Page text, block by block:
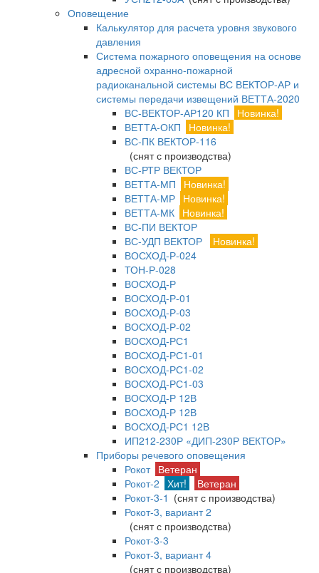
Оповещение
Калькулятор для расчета уровня звукового
давления
Система пожарного оповещения на основе
адресной охранно-пожарной
радиоканальной системы ВС ВЕКТОР-АР и
системы передачи извещений ВЕТТА-2020
ВС-ВЕКТОР-АР120 КП
Новинка!
ВЕТТА-ОКП
Новинка!
ВС-ПК ВЕКТОР-116
(снят с производства)
ВС-РТР ВЕКТОР
ВЕТТА-МП
Новинка!
ВЕТТА-МР Новинка!
ВЕТТА-МК Новинка!
ВС-ПИ ВЕКТОР
ВС-УДП ВЕКТОР
Новинка!
ВОСХОД-Р-024
ТОН-Р-028
ВОСХОД-Р
ВОСХОД-Р-01
ВОСХОД-Р-03
ВОСХОД-Р-02
ВОСХОД-РС1
ВОСХОД-РС1-01
ВОСХОД-РС1-02
ВОСХОД-РС1-03
ВОСХОД-Р 12В
ВОСХОД-Р 12В
ВОСХОД-РС1 12В
ИП212-230Р «ДИП-230Р ВЕКТОР»
Приборы речевого оповещения
Рокот Ветеран
Рокот-2 Хит!
Ветеран
Рокот-3-1 (снят с производства)
Рокот-3, вариант 2
(снят с производства)
Рокот-3-3
Рокот-3, вариант 4
(снят с производства)